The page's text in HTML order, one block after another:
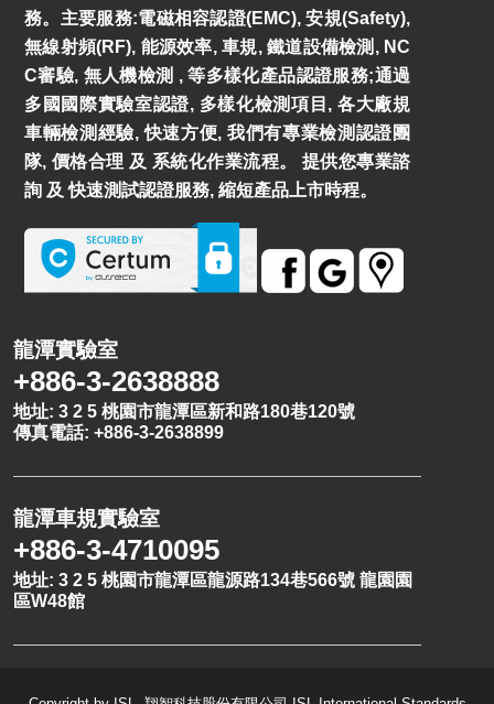
務。主要服務:電磁相容認證(EMC), 安規(Safety),
無線射頻(RF), 能源效率, 車規, 鐵道設備檢測, NC
C審驗, 無人機檢測 , 等多樣化產品認證服務;通過
多國國際實驗室認證, 多樣化檢測項目, 各大廠規
車輛檢測經驗, 快速方便, 我們有專業檢測認證團
隊, 價格合理 及 系統化作業流程。 提供您專業諮
詢 及 快速測試認證服務, 縮短產品上市時程。
龍潭實驗室
+886-3-2638888
地址: 3 2 5 桃園市龍潭區新和路180巷120號
傳真電話: +886-3-2638899
龍潭車規實驗室
+886-3-4710095
地址: 3 2 5 桃園市龍潭區龍源路134巷566號 龍園園
區W48館